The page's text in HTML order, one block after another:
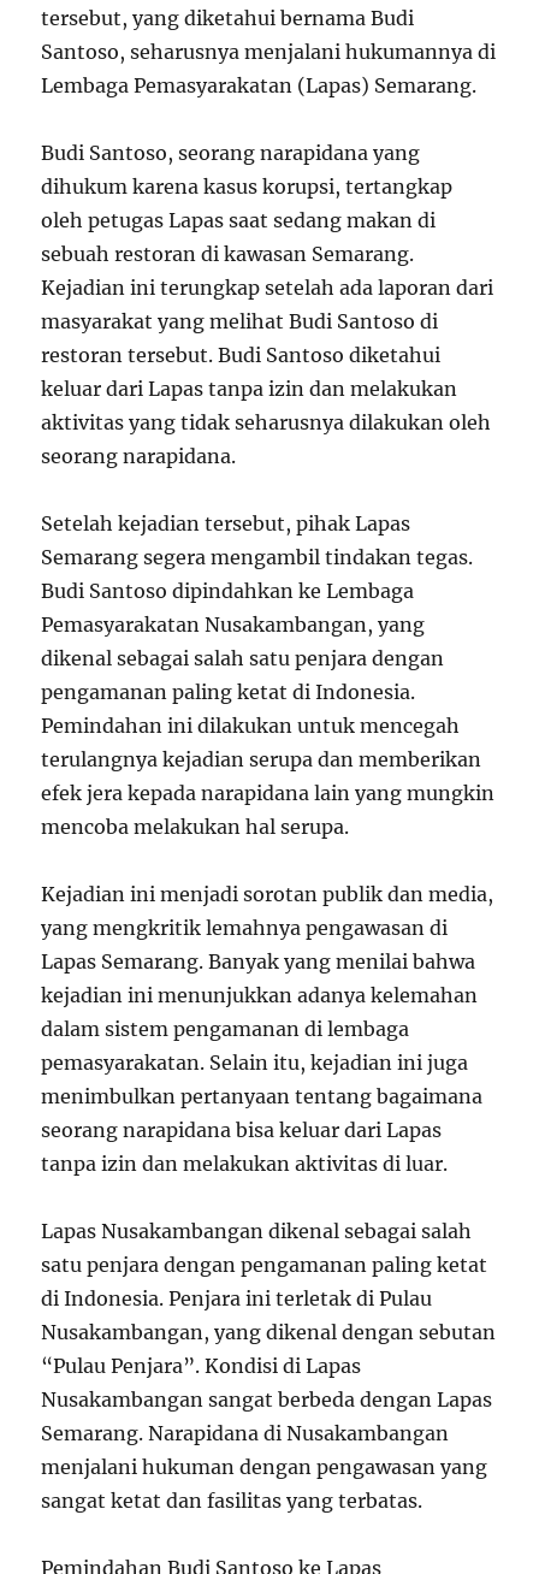
tersebut, yang diketahui bernama Budi
Santoso, seharusnya menjalani hukumannya di
Lembaga Pemasyarakatan (Lapas) Semarang.
Budi Santoso, seorang narapidana yang
dihukum karena kasus korupsi, tertangkap
oleh petugas Lapas saat sedang makan di
sebuah restoran di kawasan Semarang.
Kejadian ini terungkap setelah ada laporan dari
masyarakat yang melihat Budi Santoso di
restoran tersebut. Budi Santoso diketahui
keluar dari Lapas tanpa izin dan melakukan
aktivitas yang tidak seharusnya dilakukan oleh
seorang narapidana.
Setelah kejadian tersebut, pihak Lapas
Semarang segera mengambil tindakan tegas.
Budi Santoso dipindahkan ke Lembaga
Pemasyarakatan Nusakambangan, yang
dikenal sebagai salah satu penjara dengan
pengamanan paling ketat di Indonesia.
Pemindahan ini dilakukan untuk mencegah
terulangnya kejadian serupa dan memberikan
efek jera kepada narapidana lain yang mungkin
mencoba melakukan hal serupa.
Kejadian ini menjadi sorotan publik dan media,
yang mengkritik lemahnya pengawasan di
Lapas Semarang. Banyak yang menilai bahwa
kejadian ini menunjukkan adanya kelemahan
dalam sistem pengamanan di lembaga
pemasyarakatan. Selain itu, kejadian ini juga
menimbulkan pertanyaan tentang bagaimana
seorang narapidana bisa keluar dari Lapas
tanpa izin dan melakukan aktivitas di luar.
Lapas Nusakambangan dikenal sebagai salah
satu penjara dengan pengamanan paling ketat
di Indonesia. Penjara ini terletak di Pulau
Nusakambangan, yang dikenal dengan sebutan
“Pulau Penjara”. Kondisi di Lapas
Nusakambangan sangat berbeda dengan Lapas
Semarang. Narapidana di Nusakambangan
menjalani hukuman dengan pengawasan yang
sangat ketat dan fasilitas yang terbatas.
Pemindahan Budi Santoso ke Lapas